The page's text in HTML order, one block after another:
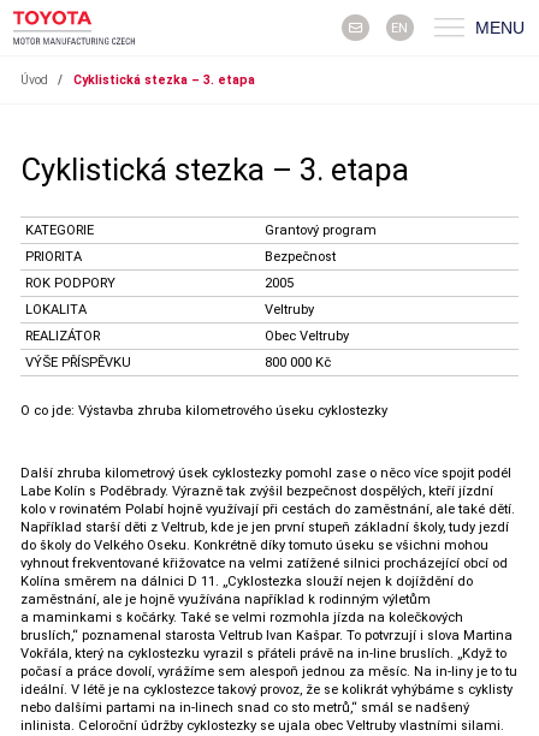
EN MENU
Úvod / Cyklistická stezka – 3. etapa
Cyklistická stezka – 3. etapa
KATEGORIE
Grantový program
PRIORITA
Bezpečnost
ROK PODPORY
2005
LOKALITA
Veltruby
REALIZÁTOR
Obec Veltruby
VÝŠE PŘÍSPĚVKU
800 000 Kč
O co jde: Výstavba zhruba kilometrového úseku cyklostezky
Další zhruba kilometrový úsek cyklostezky pomohl zase o něco více spojit podél
Labe Kolín s Poděbrady. Výrazně tak zvýšil bezpečnost dospělých, kteří jízdní
kolo v rovinatém Polabí hojně využívají při cestách do zaměstnání, ale také dětí.
Například starší děti z Veltrub, kde je jen první stupeň základní školy, tudy jezdí
do školy do Velkého Oseku. Konkrétně díky tomuto úseku se všichni mohou
vyhnout frekventované křižovatce na velmi zatížené silnici procházející obcí od
Kolína směrem na dálnici D 11. „Cyklostezka slouží nejen k dojíždění do
zaměstnání, ale je hojně využívána například k rodinným výletům
a maminkami s kočárky. Také se velmi rozmohla jízda na kolečkových
bruslích,“ poznamenal starosta Veltrub Ivan Kašpar. To potvrzují i slova Martina
Vokřála, který na cyklostezku vyrazil s přáteli právě na in-line bruslích. „Když to
počasí a práce dovolí, vyrážíme sem alespoň jednou za měsíc. Na in-liny je to tu
ideální. V létě je na cyklostezce takový provoz, že se kolikrát vyhýbáme s cyklisty
nebo dalšími partami na in-linech snad co sto metrů,“ smál se nadšený
inlinista. Celoroční údržby cyklostezky se ujala obec Veltruby vlastními silami.